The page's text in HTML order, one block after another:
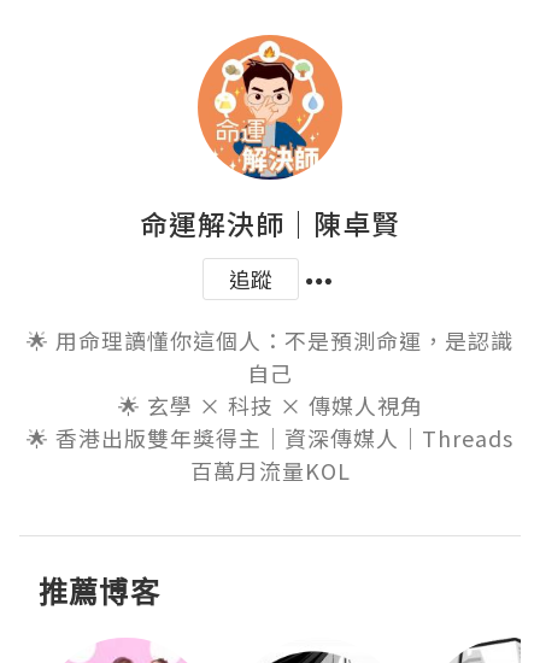
命運解決師｜陳卓賢
追蹤
🌟 用命理讀懂你這個人：不是預測命運，是認識
自己
🌟 玄學 × 科技 × 傳媒人視角
🌟 香港出版雙年獎得主｜資深傳媒人｜Threads
百萬月流量KOL
推薦博客